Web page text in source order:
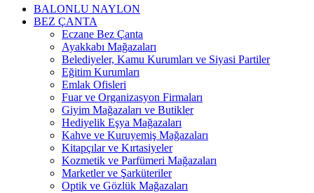
BALONLU NAYLON
BEZ ÇANTA
Eczane Bez Çanta
Ayakkabı Mağazaları
Belediyeler, Kamu Kurumları ve Siyasi Partiler
Eğitim Kurumları
Emlak Ofisleri
Fuar ve Organizasyon Firmaları
Giyim Mağazaları ve Butikler
Hediyelik Eşya Mağazaları
Kahve ve Kuruyemiş Mağazaları
Kitapçılar ve Kırtasiyeler
Kozmetik ve Parfümeri Mağazaları
Marketler ve Şarküteriler
Optik ve Gözlük Mağazaları